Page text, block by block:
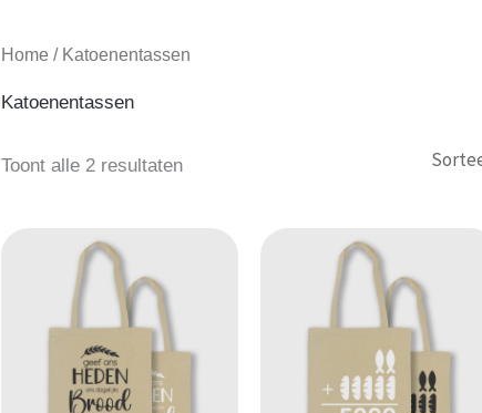
Home / Katoenentassen
Katoenentassen
Toont alle 2 resultatenGesorteerd